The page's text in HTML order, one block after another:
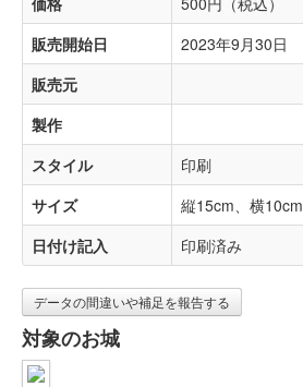
販売開始日
2023年9月30日
販売元
製作
スタイル
印刷
サイズ
縦15cm、横10cm
日付け記入
印刷済み
データの間違いや補足を報告する
対象のお城